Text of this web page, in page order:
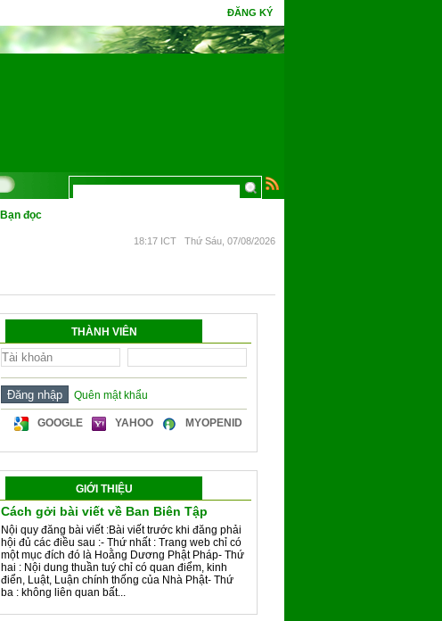
ĐĂNG KÝ
Bạn đọc
18:17 ICT Thứ Sáu, 07/08/2026
THÀNH VIÊN
Quên mật khẩu
GOOGLE YAHOO MYOPENID
GIỚI THIỆU
Cách gởi bài viết về Ban Biên Tập
Nội quy đăng bài viết :Bài viết trước khi đăng phải
hội đủ các điều sau :- Thứ nhất : Trang web chỉ có
một mục đích đó là Hoằng Dương Phật Pháp- Thứ
hai : Nội dung thuần tuý chỉ có quan điểm, kinh
điển, Luật, Luận chính thống của Nhà Phật- Thứ
ba : không liên quan bất...